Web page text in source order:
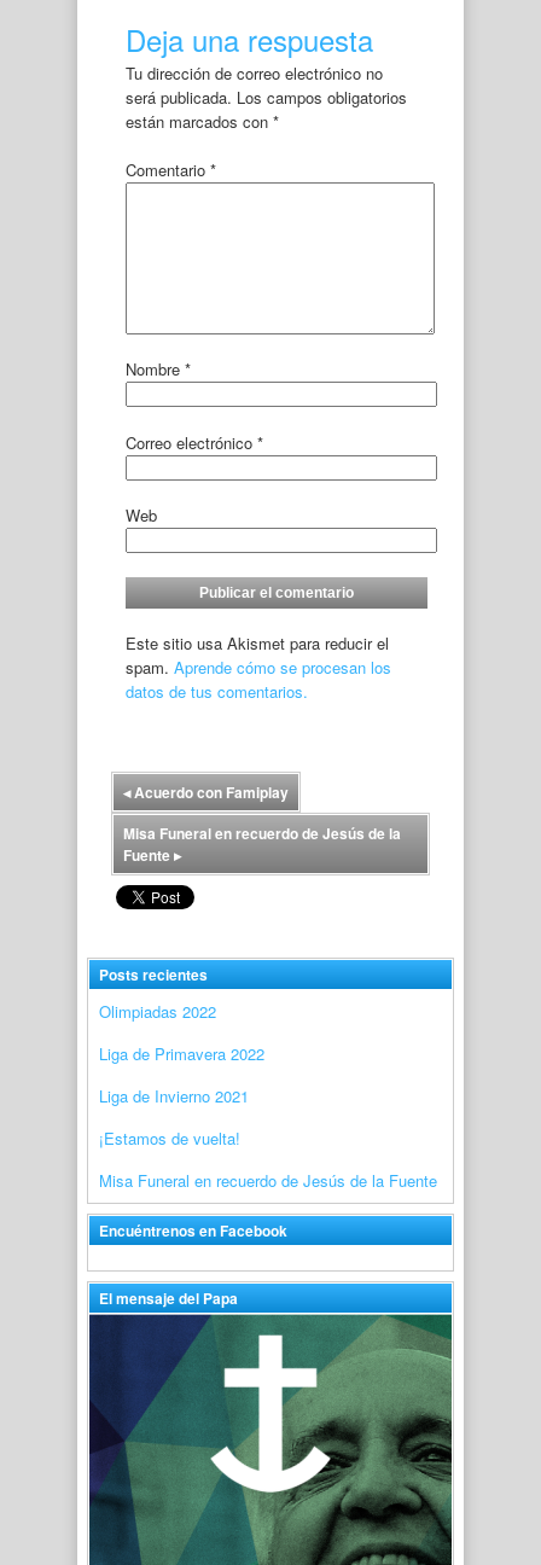
Deja una respuesta
Tu dirección de correo electrónico no
será publicada. Los campos obligatorios
están marcados con *
Comentario *
Nombre *
Correo electrónico *
Web
Este sitio usa Akismet para reducir el
spam. Aprende cómo se procesan los
datos de tus comentarios.
◂Acuerdo con Famiplay
Misa Funeral en recuerdo de Jesús de la
Fuente▸
Posts recientes
Olimpiadas 2022
Liga de Primavera 2022
Liga de Invierno 2021
¡Estamos de vuelta!
Misa Funeral en recuerdo de Jesús de la Fuente
Encuéntrenos en Facebook
El mensaje del Papa